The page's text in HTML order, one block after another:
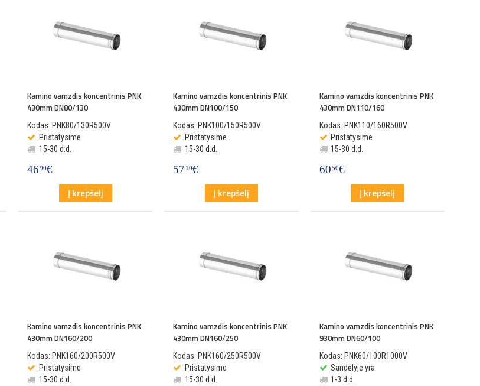
Kamino vamzdis koncentrinis PNK
430mm DN80/130
Kodas: PNK80/130R500V
Pristatysime
15-30 d.d.
4690€
Į krepšelį
Kamino vamzdis koncentrinis PNK
430mm DN100/150
Kodas: PNK100/150R500V
Pristatysime
15-30 d.d.
57 10€
Į krepšelį
Kamino vamzdis koncentrinis PNK
430mm DN110/160
Kodas: PNK110/160R500V
Pristatysime
15-30 d.d.
6050€
Į krepšelį
Kamino vamzdis koncentrinis PNK
430mm DN160/200
Kodas: PNK160/200R500V
Pristatysime
15-30 d.d.
Kamino vamzdis koncentrinis PNK
430mm DN160/250
Kodas: PNK160/250R500V
Pristatysime
15-30 d.d.
Kamino vamzdis koncentrinis PNK
930mm DN60/100
Kodas: PNK60/100R1000V
Sandėlyje yra
1-3 d.d.